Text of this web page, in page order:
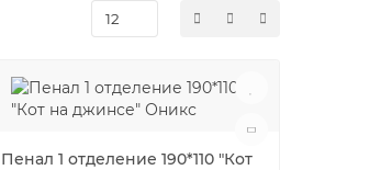
Пенал 1 отделение 190*110 "Кот